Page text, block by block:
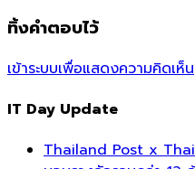
ทิ้งคำตอบไว้
เข้าระบบเพื่อแสดงความคิดเห็น
IT Day Update
Thailand Post x